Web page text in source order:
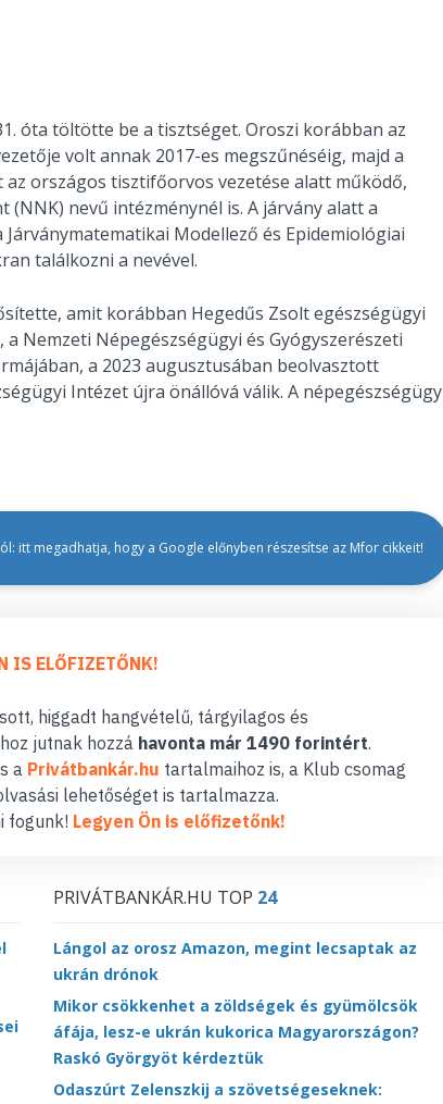
óta töltötte be a tisztséget. Oroszi korábban az
volt annak 2017-es megszűnéséig, majd a
országos tisztifőorvos vezetése alatt működő,
nevű intézménynél is. A járvány alatt a
Modellező és Epidemiológiai
találkozni a nevével.
amit korábban Hegedűs Zsolt egészségügyi
Nemzeti Népegészségügyi és Gyógyszerészeti
a 2023 augusztusában beolvasztott
Intézet újra önállóvá válik. A népegészségügy
itt megadhatja, hogy a Google előnyben részesítse az Mfor cikkeit!
IS ELŐFIZETŐNK!
higgadt hangvételű, tárgyilagos és
jutnak hozzá havonta már 1490 forintért.
a Privátbankár.hu tartalmaihoz is, a Klub csomag
lehetőséget is tartalmazza.
fogunk! Legyen Ön is előfizetőnk!
PRIVÁTBANKÁR.HU TOP 24
Lángol az orosz Amazon, megint lecsaptak az
ukrán drónok
Mikor csökkenhet a zöldségek és gyümölcsök
áfája, lesz-e ukrán kukorica Magyarországon?
Raskó Györgyöt kérdeztük
Odaszúrt Zelenszkij a szövetségeseknek: